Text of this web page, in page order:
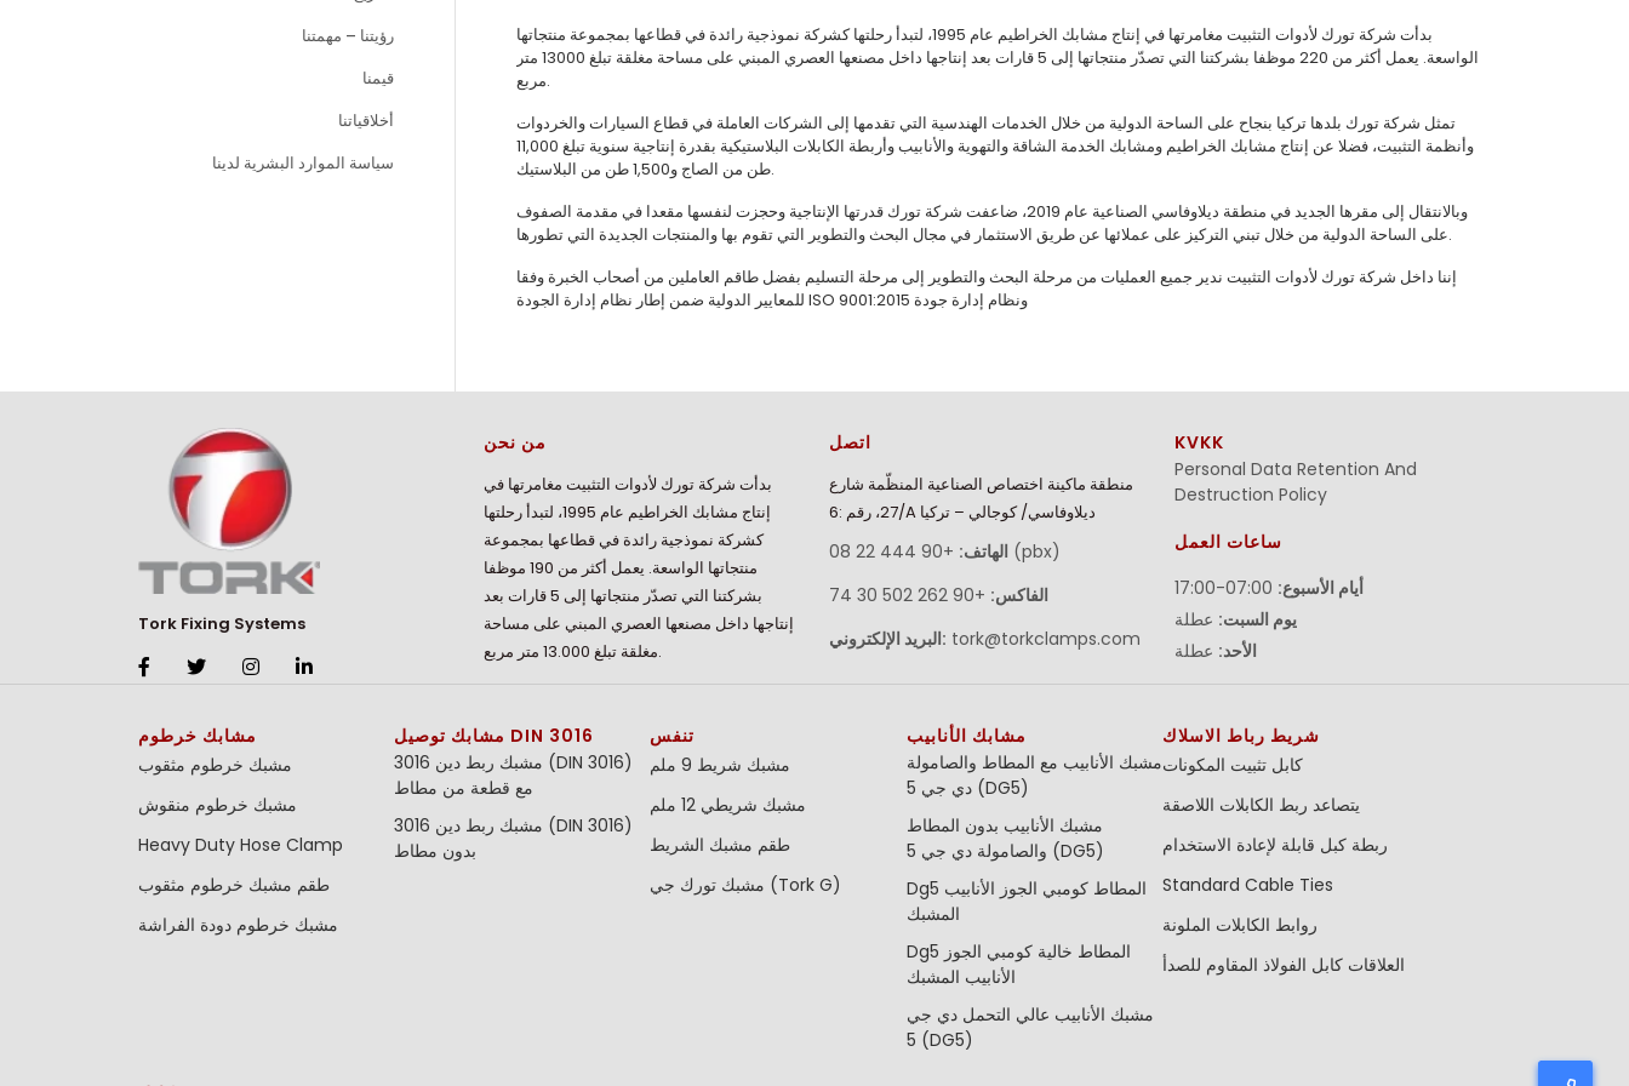
رؤيتنا – مهمتنا
قيمنا
أخلاقياتنا
سياسة الموارد البشرية لدينا
بدأت شركة تورك لأدوات التثبيت مغامرتها في إنتاج مشابك الخراطيم عام 1995، لتبدأ رحلتها كشركة نموذجية رائدة في قطاعها بمجموعة منتجاتها
الواسعة. يعمل أكثر من 220 موظفا بشركتنا التي تصدّر منتجاتها إلى 5 قارات بعد إنتاجها داخل مصنعها العصري المبني على مساحة مغلقة تبلغ 13000 متر
مربع.
تمثل شركة تورك بلدها تركيا بنجاح على الساحة الدولية من خلال الخدمات الهندسية التي تقدمها إلى الشركات العاملة في قطاع السيارات والخردوات
وأنظمة التثبيت، فضلا عن إنتاج مشابك الخراطيم ومشابك الخدمة الشاقة والتهوية والأنابيب وأربطة الكابلات البلاستيكية بقدرة إنتاجية سنوية تبلغ 11,000
طن من الصاج و1,500 طن من البلاستيك.
وبالانتقال إلى مقرها الجديد في منطقة ديلاوفاسي الصناعية عام 2019، ضاعفت شركة تورك قدرتها الإنتاجية وحجزت لنفسها مقعدا في مقدمة الصفوف
على الساحة الدولية من خلال تبني التركيز على عملائها عن طريق الاستثمار في مجال البحث والتطوير التي تقوم بها والمنتجات الجديدة التي تطورها.
إننا داخل شركة تورك لأدوات التثبيت ندير جميع العمليات من مرحلة البحث والتطوير إلى مرحلة التسليم بفضل طاقم العاملين من أصحاب الخبرة وفقا
للمعايير الدولية ضمن إطار نظام إدارة الجودة ISO 9001:2015 ونظام إدارة جودة
Tork Fixing Systems
من نحن
بدأت شركة تورك لأدوات التثبيت مغامرتها في
إنتاج مشابك الخراطيم عام 1995، لتبدأ رحلتها
كشركة نموذجية رائدة في قطاعها بمجموعة
منتجاتها الواسعة. يعمل أكثر من 190 موظفا
بشركتنا التي تصدّر منتجاتها إلى 5 قارات بعد
إنتاجها داخل مصنعها العصري المبني على مساحة
مغلقة تبلغ 13.000 متر مربع.
اتصل
منطقة ماكينة اختصاص الصناعية المنظّمة شارع
27، رقم :6/A ديلاوفاسي/ كوجالي – تركيا
الهاتف: +90 444 22 08 (pbx)
الفاكس: +90 262 502 30 74
البريد الإلكتروني: tork@torkclamps.com
KVKK
Personal Data Retention And
Destruction Policy
ساعات العمل
أيام الأسبوع:
يوم السبت: عطلة
الأحد: عطلة
مشابك خرطوم
مشبك خرطوم مثقوب
مشبك خرطوم منقوش
Heavy Duty Hose Clamp
طقم مشبك خرطوم مثقوب
مشبك خرطوم دودة الفراشة
مشابك توصيل DIN 3016
مشبك ربط دين 3016 (DIN 3016)
مع قطعة من مطاط
مشبك ربط دين 3016 (DIN 3016)
بدون مطاط
تنفس
مشبك شريط 9 ملم
مشبك شريطي 12 ملم
طقم مشبك الشريط
مشبك تورك جي (Tork G)
مشابك الأنابيب
مشبك الأنابيب مع المطاط والصامولة
دي جي 5 (DG5)
مشبك الأنابيب بدون المطاط
والصامولة دي جي 5 (DG5)
Dg5 المطاط كومبي الجوز الأنابيب
المشبك
Dg5 المطاط خالية كومبي الجوز
الأنابيب المشبك
مشبك الأنابيب عالي التحمل دي جي
5 (DG5)
شريط رباط الاسلاك
كابل تثبيت المكونات
يتصاعد ربط الكابلات اللاصقة
ربطة كبل قابلة لإعادة الاستخدام
Standard Cable Ties
روابط الكابلات الملونة
العلاقات كابل الفولاذ المقاوم للصدأ